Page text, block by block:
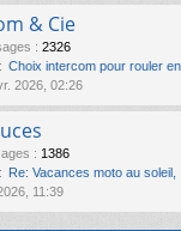
& Cie
: 2326
Choix intercom pour rouler
2026, 02:26
: 1386
Re: Vacances moto au soleil,
11:39